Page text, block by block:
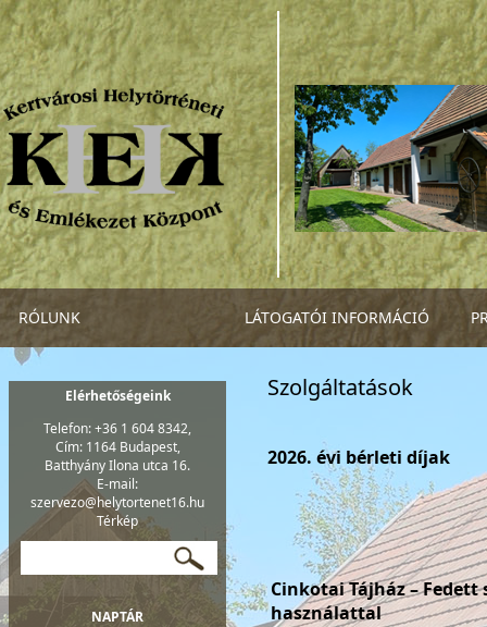
RÓLUNK LÁTOGATÓI INFORMÁCIÓ
Elérhetőségeink
Telefon: +36 1 604 8342,
Cím: 1164 Budapest,
Batthyány Ilona utca 16.
E-mail:
szervezo@helytortenet16.hu
Térkép
NAPTÁR
Szolgáltatások
2026. évi bérleti díjak
Cinkotai Tájház –
használattal